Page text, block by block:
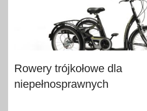
Rowery trójkołowe dla
niepełnosprawnych